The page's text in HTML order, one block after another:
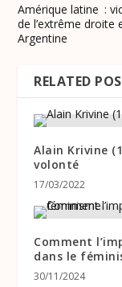
Amérique latine :
de l’extrême droite
Argentine
RELATED
Alain Krivine
volonté
17/03/2022
Comment
dans le
30/11/2024